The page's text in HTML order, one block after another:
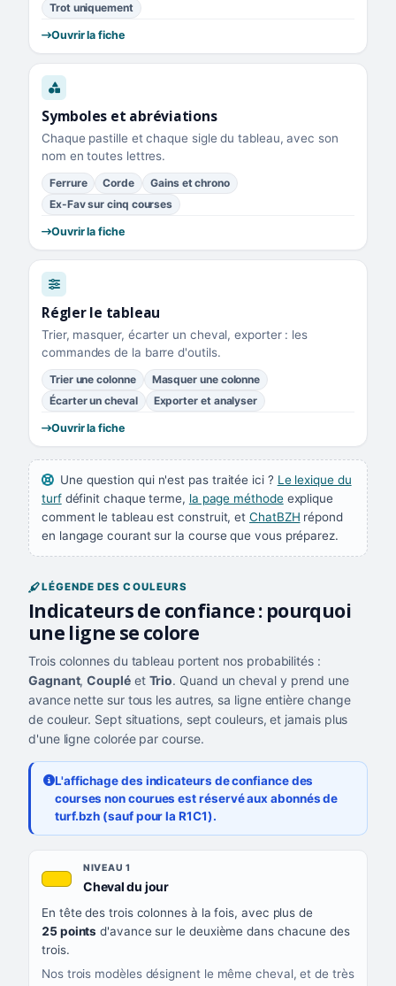
Trot uniquement
Ouvrir la fiche
Symboles et abréviations
Chaque pastille et chaque sigle du tableau, avec son
nom en toutes lettres.
Ferrure Corde
Gains et chrono
Ex-Fav sur cinq courses
Ouvrir la fiche
Régler le tableau
Trier, masquer, écarter un cheval, exporter : les
commandes de la barre d'outils.
Trier une colonne
Masquer une colonne
Écarter un cheval
Exporter et analyser
Ouvrir la fiche
Une question qui n'est pas traitée ici ? Le lexique du
turfdéfinit chaque terme, la page méthodeexplique
comment le tableau est construit, etChatBZH répond
en langage courant sur la course que vous préparez.
LÉGENDE DES COULEURS
Indicateurs de confiance : pourquoi
une ligne se colore
Trois colonnes du tableau portent nos probabilités :
Gagnant,Coupléet Trio. Quand un cheval y prend une
avance nette sur tous les autres, sa ligne entière change
de couleur. Sept situations, sept couleurs, et jamais plus
d'une ligne colorée par course.
L'affichage des indicateurs de confiance des
courses non courues est réservé aux abonnés de
turf.bzh (sauf pour la R1C1).
QUAND LA LIGNE PREND CETTE COULEUR
CE QUE CELA VOUS DIT
NIVEAU 1
Cheval du jour, couleur jaune or
En tête des trois colonnes à la fois, avec plus de
25 points d'avance sur le deuxième dans chacune des
trois.
Nos trois modèles désignent le même cheval, et de très